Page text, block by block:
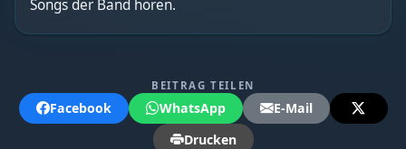
Songs der Band hören.
BEITRAG TEILEN
Facebook WhatsApp
E-Mail
Drucken